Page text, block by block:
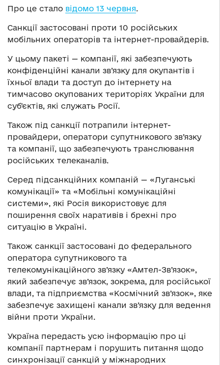
Про це стало відомо 13 червня
Санкції застосовані проти 10 російських
мобільних операторів та інтернет-провайдерів.
У цьому пакеті — компанії, які забезпечують
конфіденційні канали зв’язку для окупантів і
їхньої влади та доступ до інтернету на
тимчасово окупованих територіях України для
субʼєктів, які служать Росії.
Також під санкції потрапили інтернет-
провайдери, оператори супутникового зв’язку
та компанії, що забезпечують транслювання
російських телеканалів.
Серед підсанкційних компаній — «Луганські
комунікації» та «Мобільні комунікаційні
системи», які Росія використовує для
поширення своїх наративів і брехні про
ситуацію в Україні.
Також санкції застосовані до федерального
оператора супутникового та
телекомунікаційного зв’язку «Амтел-Зв’язок»,
який забезпечує зв’язок, зокрема, для російської
влади, та підприємства «Космічний зв’язок», яке
забезпечує захищені канали зв’язку для ведення
війни проти України.
Україна передасть усю інформацію про ці
компанії партнерам і порушить питання щодо
синхронізації санкцій у міжнародних